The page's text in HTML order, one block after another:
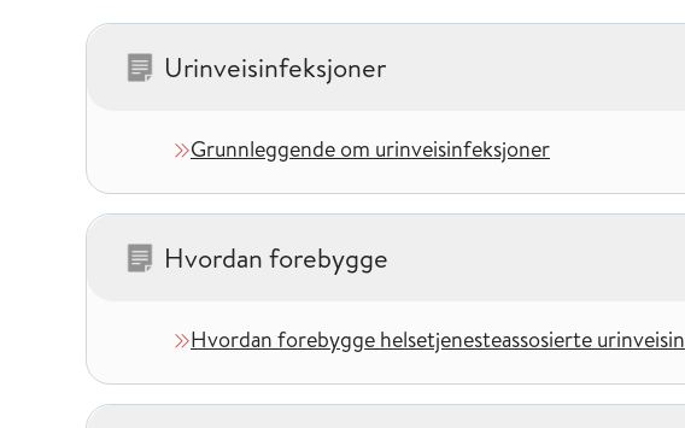
Urinveisinfeksjoner
– 1 kapitler
Grunnleggende om urinveisinfeksjoner
Hvordan forebygge
– 1 kapitler
Hvordan forebygge helsetjenesteassosierte